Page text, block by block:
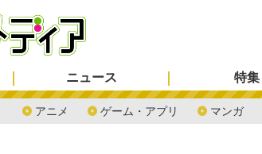
ニュース
アニメ ゲーム・アプリ マンガ
特集